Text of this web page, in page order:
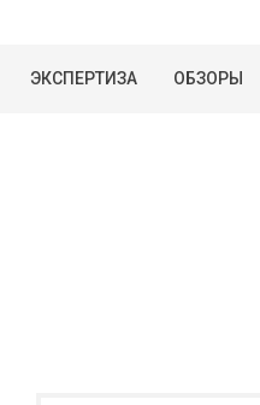
ЭКСПЕРТИЗА ОБЗОРЫ